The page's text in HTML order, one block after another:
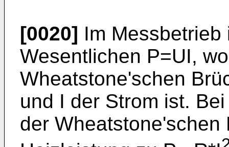
[0020] Im
Wesentlichen P=UI,
Wheatstone'schen
und I der Strom ist.
der